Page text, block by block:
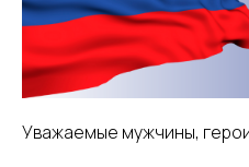
Уважаемые мужчины,